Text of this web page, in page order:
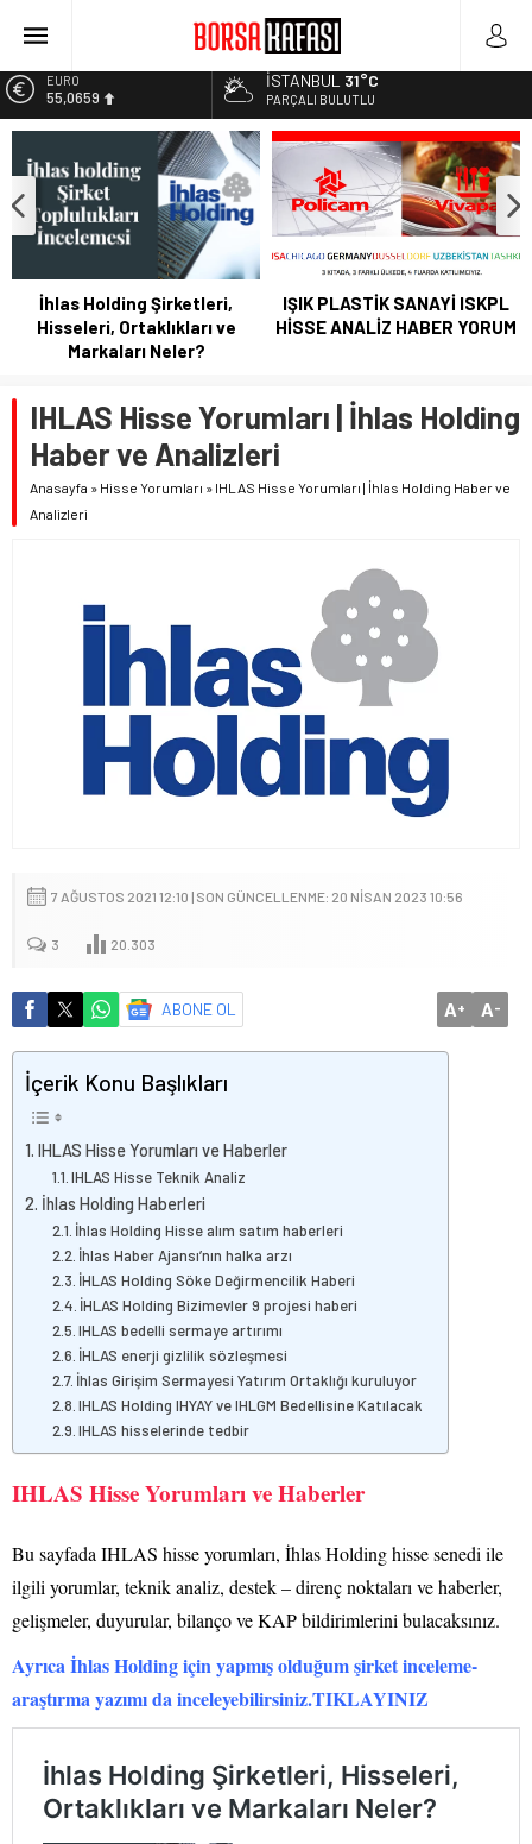
Bitcoin Halving Sonrası Kripto Para Piyasası
Borsa Bugün Ne Olur? 04/08/2023
Kayseri Şeker Fabrika İnşaatının Temelini Atıyor
Haftanın En Çok Kazandıran Yatırım Aracı
EURO
55,0659
BİST
13.685,30
47,5953
İSTANBUL 31°C
PARÇALI BULUTLU
İhlas Holding Şirketleri,
Hisseleri, Ortaklıkları ve
Markaları Neler?
IŞIK PLASTİK SANAYİ ISKPL
HİSSE ANALİZ HABER YORUM
IHLAS Hisse Yorumları | İhlas Holding
Haber ve Analizleri
Anasayfa » Hisse Yorumları » IHLAS Hisse Yorumları | İhlas Holding Haber ve
Analizleri
7 AĞUSTOS 2021 12:10 | SON GÜNCELLENME: 20 NISAN 2023 10:56
3 20.303
ABONE OL A+ A-
İçerik Konu Başlıkları
IHLAS Hisse Yorumları ve Haberler
IHLAS Hisse Teknik Analiz
İhlas Holding Haberleri
İhlas Holding Hisse alım satım haberleri
İhlas Haber Ajansı’nın halka arzı
İHLAS Holding Söke Değirmencilik Haberi
İHLAS Holding Bizimevler 9 projesi haberi
IHLAS bedelli sermaye artırımı
İHLAS enerji gizlilik sözleşmesi
İhlas Girişim Sermayesi Yatırım Ortaklığı kuruluyor
IHLAS Holding IHYAY ve IHLGM Bedellisine Katılacak
IHLAS hisselerinde tedbir
IHLAS Hisse Yorumları ve Haberler
Bu sayfada IHLAS hisse yorumları, İhlas Holding hisse senedi ile
ilgili yorumlar, teknik analiz, destek – direnç noktaları ve haberler,
gelişmeler, duyurular, bilanço ve KAP bildirimlerini bulacaksınız.
Ayrıca İhlas Holding için yapmış olduğum şirket inceleme-
araştırma yazımı da inceleyebilirsiniz.TIKLAYINIZ